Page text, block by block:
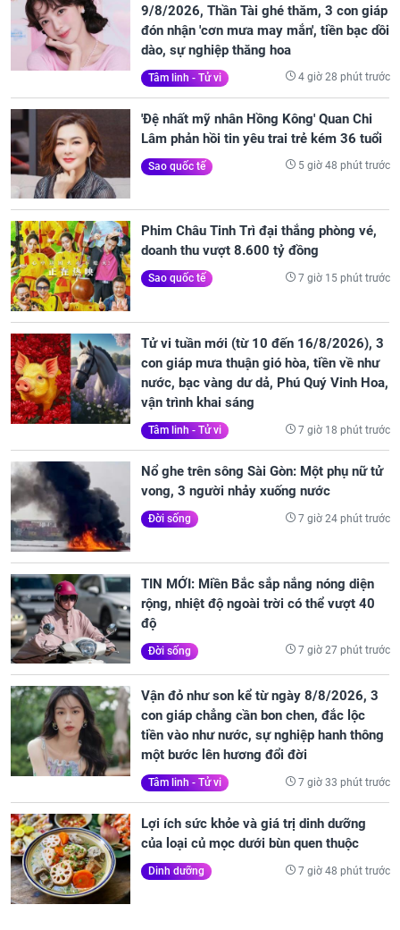
9/8/2026, Thần Tài ghé thăm, 3 con giáp
đón nhận 'cơn mưa may mắn', tiền bạc dồi
dào, sự nghiệp thăng hoa
Tâm linh - Tử vi 4 giờ 28 phút trước
'Đệ nhất mỹ nhân Hồng Kông' Quan Chi
Lâm phản hồi tin yêu trai trẻ kém 36 tuổi
Sao quốc tế 5 giờ 48 phút trước
Phim Châu Tinh Trì đại thắng phòng vé,
doanh thu vượt 8.600 tỷ đồng
Sao quốc tế 7 giờ 15 phút trước
Tử vi tuần mới (từ 10 đến 16/8/2026), 3
con giáp mưa thuận gió hòa, tiền về như
nước, bạc vàng dư dả, Phú Quý Vinh Hoa,
vận trình khai sáng
Tâm linh - Tử vi 7 giờ 18 phút trước
Nổ ghe trên sông Sài Gòn: Một phụ nữ tử
vong, 3 người nhảy xuống nước
Đời sống 7 giờ 24 phút trước
TIN MỚI: Miền Bắc sắp nắng nóng diện
rộng, nhiệt độ ngoài trời có thể vượt 40
độ
Đời sống 7 giờ 27 phút trước
Vận đỏ như son kể từ ngày 8/8/2026, 3
con giáp chẳng cần bon chen, đắc lộc
tiền vào như nước, sự nghiệp hanh thông
một bước lên hương đổi đời
Tâm linh - Tử vi 7 giờ 33 phút trước
Lợi ích sức khỏe và giá trị dinh dưỡng
của loại củ mọc dưới bùn quen thuộc
Dinh dưỡng 7 giờ 48 phút trước